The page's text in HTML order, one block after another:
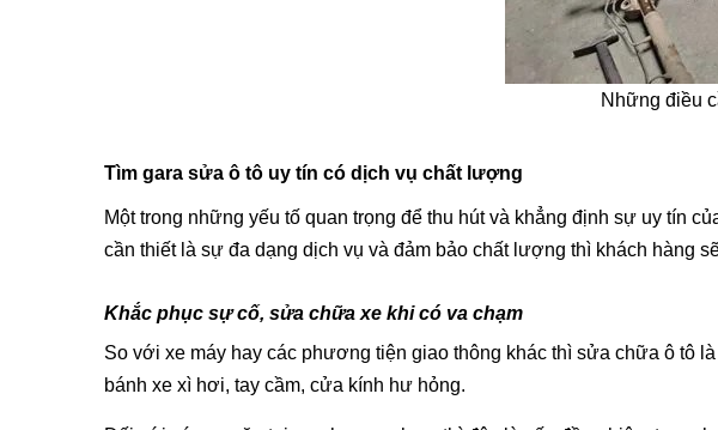
Những điều
Tìm gara sửa ô tô uy tín có dịch vụ chất lượng
Một trong những yếu tố quan trọng để thu hút và khẳng định sự uy tín
cần thiết là sự đa dạng dịch vụ và đảm bảo chất lượng thì khách hàng
Khắc phục sự cố, sửa chữa xe khi có va chạm
So với xe máy hay các phương tiện giao thông khác thì sửa chữa ô tô
bánh xe xì hơi, tay cầm, cửa kính hư hỏng.